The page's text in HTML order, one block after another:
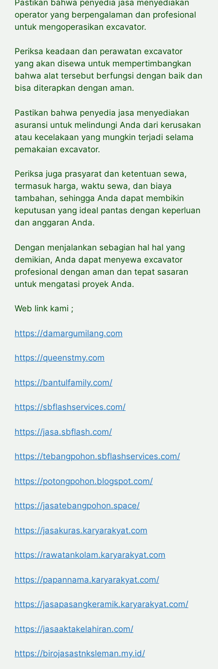
Pastikan bahwa penyedia jasa menyediakan
operator yang berpengalaman dan profesional
untuk mengoperasikan excavator.
Periksa keadaan dan perawatan excavator
yang akan disewa untuk mempertimbangkan
bahwa alat tersebut berfungsi dengan baik dan
bisa diterapkan dengan aman.
Pastikan bahwa penyedia jasa menyediakan
asuransi untuk melindungi Anda dari kerusakan
atau kecelakaan yang mungkin terjadi selama
pemakaian excavator.
Periksa juga prasyarat dan ketentuan sewa,
termasuk harga, waktu sewa, dan biaya
tambahan, sehingga Anda dapat membikin
keputusan yang ideal pantas dengan keperluan
dan anggaran Anda.
Dengan menjalankan sebagian hal hal yang
demikian, Anda dapat menyewa excavator
profesional dengan aman dan tepat sasaran
untuk mengatasi proyek Anda.
Web link kami ;
https://damargumilang.com
https://queenstmy.com
https://bantulfamily.com/
https://sbflashservices.com/
https://jasa.sbflash.com/
https://tebangpohon.sbflashservices.com/
https://potongpohon.blogspot.com/
https://jasatebangpohon.space/
https://jasakuras.karyarakyat.com
https://rawatankolam.karyarakyat.com
https://papannama.karyarakyat.com/
https://jasapasangkeramik.karyarakyat.com/
https://jasaaktakelahiran.com/
https://birojasastnksleman.my.id/